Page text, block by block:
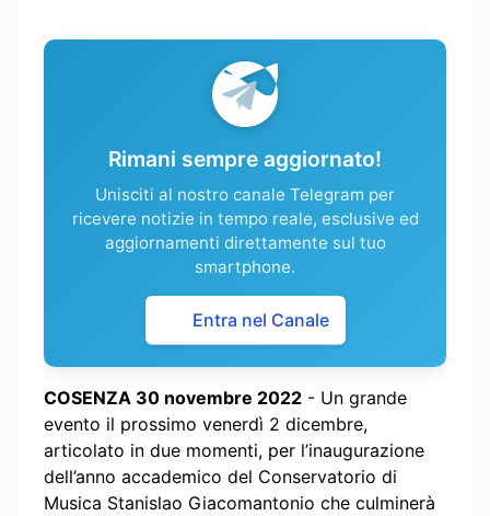
Rimani sempre aggiornato!
Unisciti al nostro canale Telegram per
ricevere notizie in tempo reale, esclusive ed
aggiornamenti direttamente sul tuo
smartphone.
Entra nel Canale
COSENZA 30 novembre 2022 - Un grande
evento il prossimo venerdì 2 dicembre,
articolato in due momenti, per l’inaugurazione
dell’anno accademico del Conservatorio di
Musica Stanislao Giacomantonio che culminerà